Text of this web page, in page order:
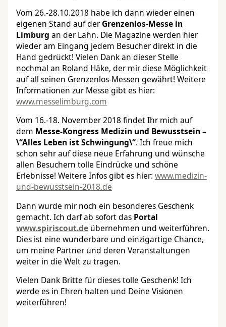
Vom 26.-28.10.2018 habe ich dann wieder einen
eigenen Stand auf derGrenzenlos-Messe in
Limburg an der Lahn. Die Magazine werden hier
wieder am Eingang jedem Besucher direkt in die
Hand gedrückt! Vielen Dank an dieser Stelle
nochmal an Roland Häke, der mir diese Möglichkeit
auf all seinen Grenzenlos-Messen gewährt! Weitere
Informationen zur Messe gibt es hier:
www.messelimburg.com
Vom 16.-18. November 2018 findet Ihr mich auf
dem Messe-Kongress Medizin und Bewusstsein –
\“Alles Leben ist Schwingung\“. Ich freue mich
schon sehr auf diese neue Erfahrung und wünsche
allen Besuchern tolle Eindrücke und schöne
Erlebnisse! Weitere Infos gibt es hier: www.medizin-
und-bewusstsein-2018.de
Dann wurde mir noch ein besonderes Geschenk
gemacht. Ich darf ab sofort das Portal
www.spiriscout.deübernehmen und weiterführen.
Dies ist eine wunderbare und einzigartige Chance,
um meine Partner und deren Veranstaltungen
weiter in die Welt zu tragen.
Vielen Dank Britte für dieses tolle Geschenk! Ich
werde es in Ehren halten und Deine Visionen
weiterführen!